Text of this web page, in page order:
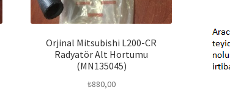
Orjinal Mitsubishi L200-CR
Radyatör Alt Hortumu
(MN135045)
₺880,00